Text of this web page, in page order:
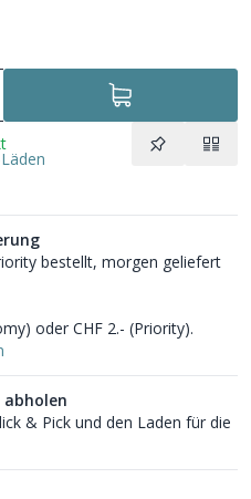
bestellt, morgen geliefert
oder CHF 2.- (Priority).
abholen
& Pick und den Laden für die